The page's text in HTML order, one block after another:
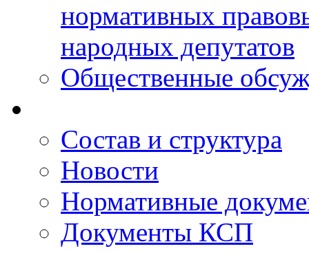
нормативных
народных депутатов
Общественные
Состав и структура
Новости
Нормативные
Документы КСП